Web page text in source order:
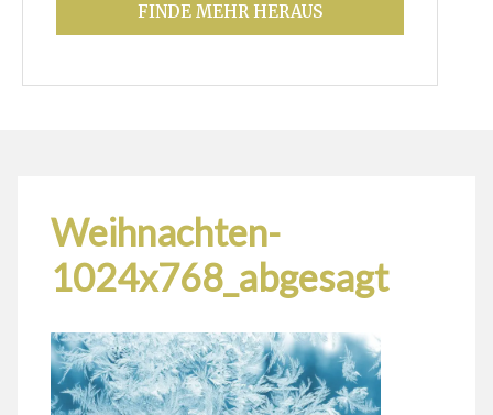
FINDE MEHR HERAUS
Weihnachten-
1024x768_abgesagt